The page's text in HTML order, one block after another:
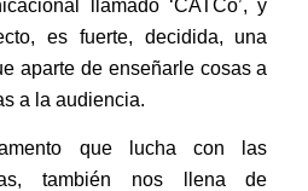
llamado ‘CATCo’, y
es fuerte, decidida, una
aparte de enseñarle cosas a
a la audiencia.
que lucha con las
también nos llena de